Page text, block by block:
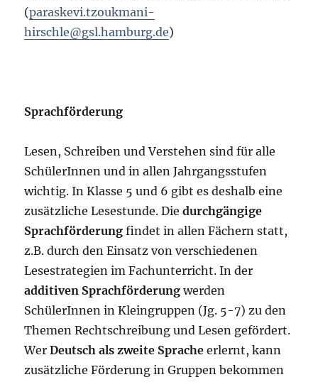
(paraskevi.tzoukmani-
hirschle@gsl.hamburg.de)
Sprachförderung
Lesen, Schreiben und Verstehen sind für alle
SchülerInnen und in allen Jahrgangsstufen
wichtig. In Klasse 5 und 6 gibt es deshalb eine
zusätzliche Lesestunde. Diedurchgängige
Sprachförderung findet in allen Fächern statt,
z.B. durch den Einsatz von verschiedenen
Lesestrategien im Fachunterricht. In der
additiven Sprachförderung werden
SchülerInnen in Kleingruppen (Jg. 5-7) zu den
Themen Rechtschreibung und Lesen gefördert.
WerDeutsch als zweite Spracheerlernt, kann
zusätzliche Förderung in Gruppen bekommen